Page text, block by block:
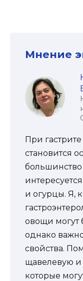
Мнение
При
становится
и огурцы. Я,
овощи могут
однако
свойства.
щавелевую и
которые